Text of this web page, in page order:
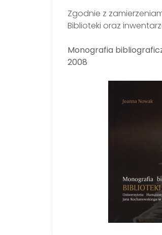
Zgodnie z
Biblioteki oraz
Monografia
2008